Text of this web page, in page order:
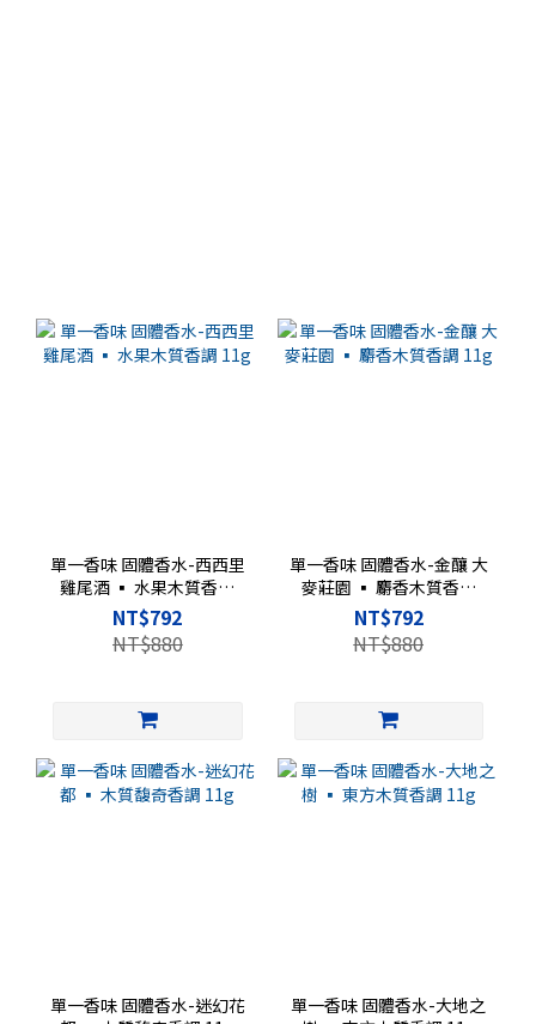
單一香味 固體香水-西西里
雞尾酒 ▪︎ 水果木質香調
11g
NT$792
NT$880
單一香味 固體香水-金釀 大
麥莊園 ▪︎ 麝香木質香調
11g
NT$792
NT$880
單一香味 固體香水-迷幻花
單一香味 固體香水-大地之